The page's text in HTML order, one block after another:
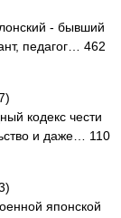
- бывший
педагог… 462
кодекс чести
и даже… 110
японской